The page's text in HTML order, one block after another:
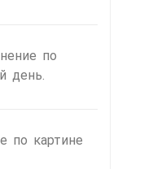
по
день.
по картине